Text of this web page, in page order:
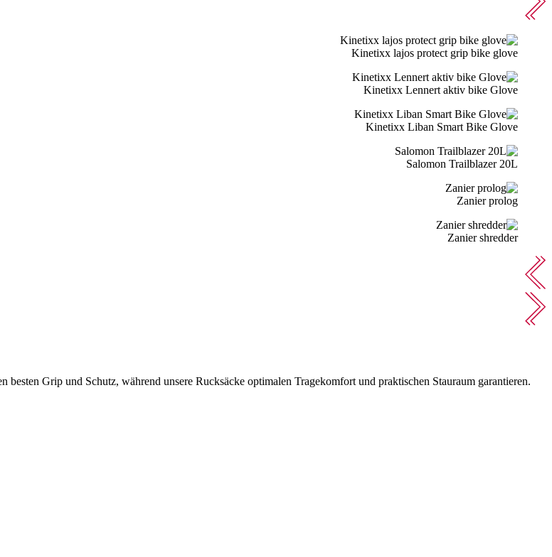
Kinetixx lajos protect grip bike glove
Kinetixx Lennert aktiv bike Glove
Kinetixx Liban Smart Bike Glove
Salomon Trailblazer 20L
Zanier prolog
Zanier shredder
Grip und Schutz, während unsere Rucksäcke optimalen Tragekomfort und praktischen Stauraum garantieren.